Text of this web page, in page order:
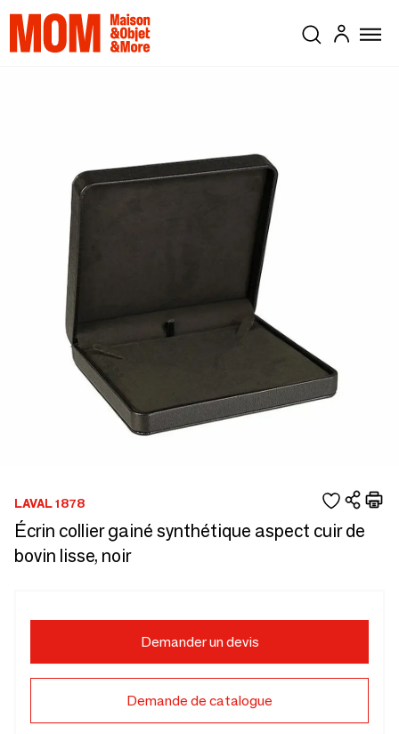
LAVAL 1878
Écrin collier gainé synthétique aspect cuir de
bovin lisse, noir
Demander un devis
Demande de catalogue